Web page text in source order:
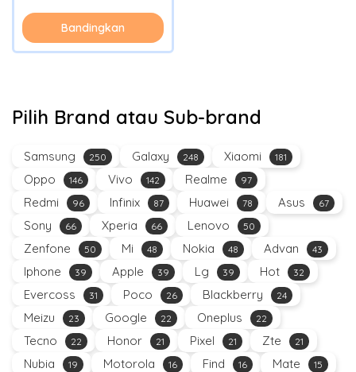
Bandingkan
Pilih Brand atau Sub-brand
Samsung 250 Galaxy 248 Xiaomi 181
Oppo 146 Vivo 142 Realme 97
Redmi 96 Infinix 87 Huawei 78 Asus 67
Sony 66 Xperia 66 Lenovo 50
Zenfone 50 Mi 48 Nokia 48 Advan 43
Iphone 39 Apple 39 Lg 39 Hot 32
Evercoss 31 Poco 26 Blackberry 24
Meizu 23 Google 22 Oneplus 22
Tecno 22 Honor 21 Pixel 21 Zte 21
Nubia 19 Motorola 16 Find 16 Mate 15